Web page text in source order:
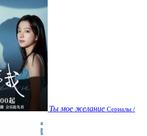
Ты мое желание Сериалы /